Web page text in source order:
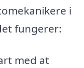
i
fungerer:
med at